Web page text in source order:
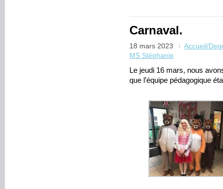
Carnaval.
18 mars 2023
Accueil/
MS Stéphanie
Le jeudi 16 mars, nous
que l’équipe pédagogique